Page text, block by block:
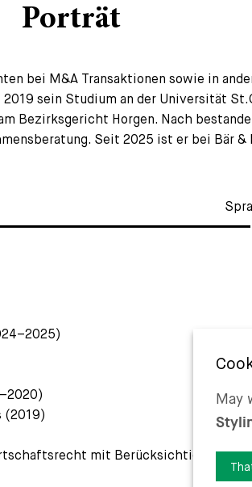
Porträt
bei M&A Transaktionen sowie in
sein Studium an der Universität
Bezirksgericht Horgen. Nach
Seit 2025 ist er bei Bär &
(2019)
mit Berücksichtigung des
May